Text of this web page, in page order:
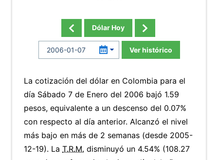
Dólar Hoy
Ver histórico
La cotización del dólar en Colombia para el
día Sábado 7 de Enero del 2006 bajó 1.59
pesos, equivalente a un descenso del 0.07%
con respecto al día anterior. Alcanzó el nivel
más bajo en más de 2 semanas (desde 2005-
12-19). La T.R.M. disminuyó un 4.54% (108.27